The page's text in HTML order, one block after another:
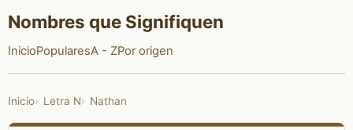
Nombres que Signifiquen
InicioPopularesA - ZPor origen
Inicio Letra N Nathan